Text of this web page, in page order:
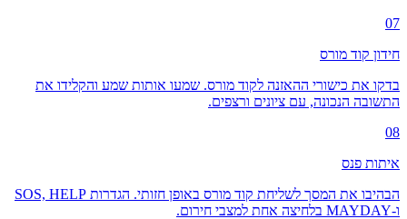
07
חידון קוד מורס
בדקו את כישורי ההאזנה לקוד מורס. שמעו אותות שמע והקלידו את
התשובה הנכונה, עם ציונים ורצפים.
08
איתות פנס
הבהיבו את המסך לשליחת קוד מורס באופן חזותי. הגדרות SOS, HELP
ו-MAYDAY בלחיצה אחת למצבי חירום.